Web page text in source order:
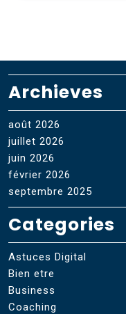
Archieves
août 2026
juillet 2026
juin 2026
février 2026
septembre 2025
Categories
Astuces Digital
Bien etre
Business
Coaching